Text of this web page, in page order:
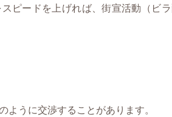
ピードを上げれば、街宣活動（ビ
うに交渉することがあります。